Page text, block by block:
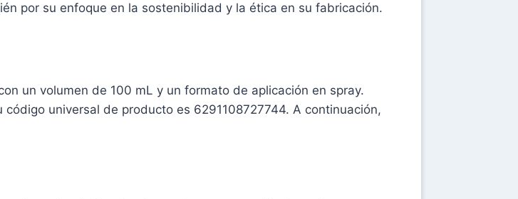
por su enfoque en la sostenibilidad y la ética en su fabricación.
un volumen de 100 mL y un formato de aplicación en spray.
universal de producto es 6291108727744. A continuación,